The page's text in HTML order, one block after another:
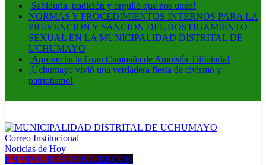
¡Sabiduría, tradición y orgullo que nos unen!
NORMAS Y PROCEDIMIENTOS INTERNOS PARA LA
PREVENCION Y SANCION DEL HOSTIGAMIENTO
SEXUAL EN LA MUNICIPALIDAD DISTRITAL DE
UCHUMAYO
¡Aprovecha la Gran Campaña de Amnistía Tributaria!
¡Uchumayo vivió una verdadera fiesta de civismo y
patriotismo!
MUNICIPALIDAD DISTRITAL DE UCHUMAYO
Construyendo una nueva Historia
Correo Institucional
Noticias de Hoy
EN VIVO DESDE FACEBOOK